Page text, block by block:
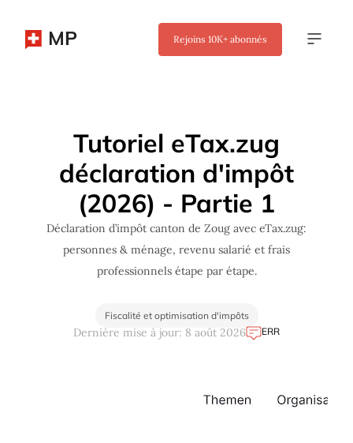
MP Rejoins 10K+ abonnés
Tutoriel eTax.zug
déclaration d'impôt
(2026) - Partie 1
Déclaration d’impôt canton de Zoug avec eTax.zug:
personnes & ménage, revenu salarié et frais
professionnels étape par étape.
Fiscalité et optimisation d'impôts
Dernière mise à jour: 8 août 2026 ERR